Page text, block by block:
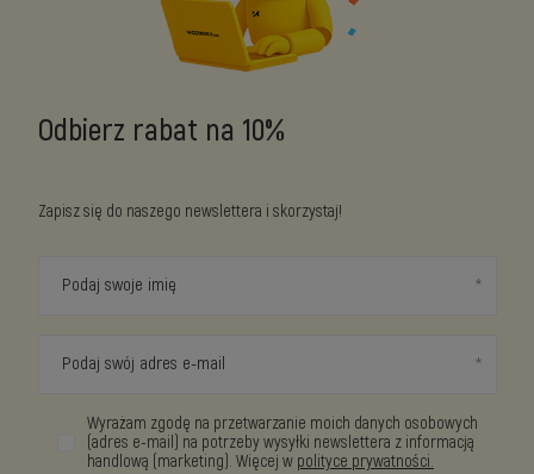
Odbierz rabat na 10%
Zapisz się do naszego newslettera i skorzystaj!
Podaj swoje imię
Podaj swój adres e-mail
Wyrażam zgodę na przetwarzanie moich danych osobowych
(adres e-mail) na potrzeby wysyłki newslettera z informacją
handlową (marketing). Więcej w polityce prywatności.